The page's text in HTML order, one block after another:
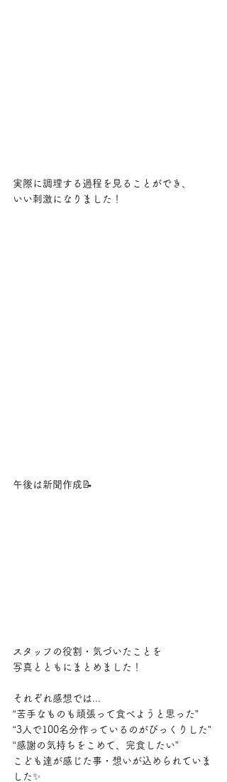
実際に調理する過程を見ることができ、
いい刺激になりました！
午後は新聞作成📝
スタッフの役割・気づいたことを
写真とともにまとめました！
それぞれ感想では...
“苦手なものも頑張って食べようと思った”
“3人で100名分作っているのがびっくりした”
“感謝の気持ちをこめて、完食したい”
こども達が感じた事・想いが込められていま
した✨